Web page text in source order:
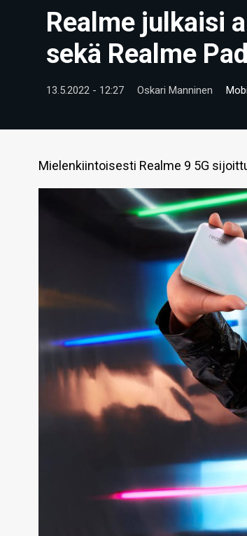
Realme julkaisi
sekä Realme
13.5.2022 - 12:27 Oskari Manninen
Mielenkiintoisesti Realme 9 5G